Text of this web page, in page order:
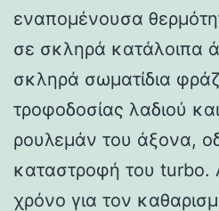
εναπομένουσα
σε σκληρά κατάλοιπα
σκληρά σωματίδια
τροφοδοσίας λαδιού
ρουλεμάν του άξονα,
καταστροφή του turbo.
χρόνο για τον